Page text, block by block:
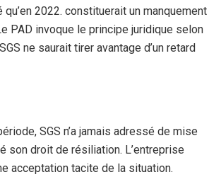
2022. constituerait un manquement
PAD invoque le principe juridique selon
ne saurait tirer avantage d’un retard
SGS n’a jamais adressé de mise
son droit de résiliation. L’entreprise
acceptation tacite de la situation.